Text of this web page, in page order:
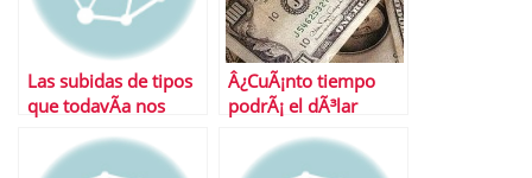
Las subidas de tipos
que todavÃ­a nos
Â¿CuÃ¡nto tiempo
podrÃ¡ el dÃ³lar